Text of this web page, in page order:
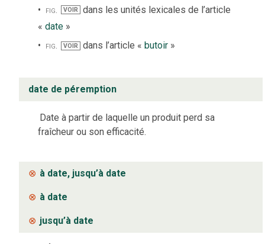
fig. VOIR
dans les unités lexicales de l’article
« date »
fig.
VOIR dans l’article « butoir»
date de péremption
Date à partir de laquelle un produit perd sa
fraîcheur ou son efficacité.
⊗ à date, jusqu’à date
⊗ à date
⊗ jusqu’à date